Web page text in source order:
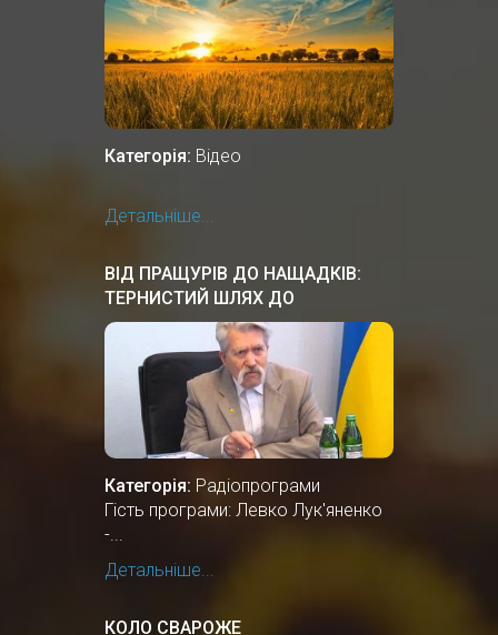
Категорія: Відео
Детальніше...
ВІД ПРАЩУРІВ ДО НАЩАДКІВ:
ТЕРНИСТИЙ ШЛЯХ ДО
НЕЗАЛЕЖНОСТІ
Категорія: Радіопрограми
Гість програми: Левко Лук'яненко
-...
Детальніше...
КОЛО СВАРОЖЕ